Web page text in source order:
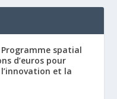
Programme spatial
d’euros pour
et la